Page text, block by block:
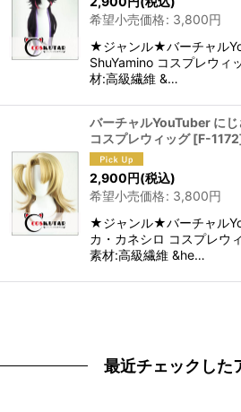
希望小売価格: 3,800円
★ジャンル★バーチャル
ShuYamino コスプレウ
材:高級繊維 &…
バーチャルYouTuber に
コスプレウィッグ [F-1172
2,900円(税込)
希望小売価格: 3,800円
★ジャンル★バーチャル
カ・カネシロ コスプレ
素材:高級繊維 &he…
最近チェックした